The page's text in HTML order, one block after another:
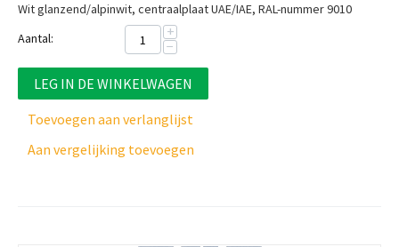
Wit glanzend/alpinwit, centraalplaatUAE/IAE, RAL-nummer 9010
Aantal:
+
−
LEG IN DE WINKELWAGEN
Toevoegen aan verlanglijst
Aan vergelijking toevoegen